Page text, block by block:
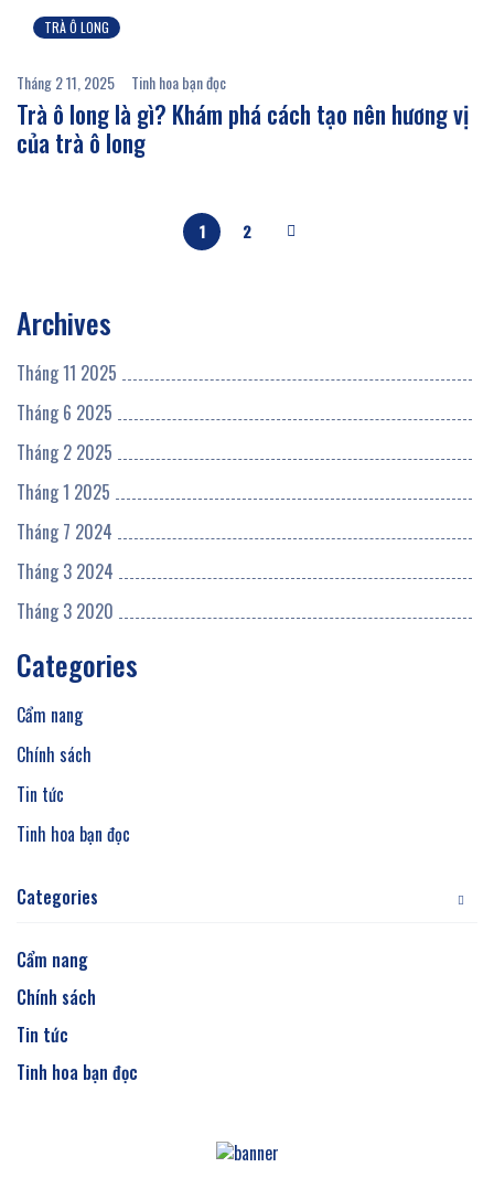
TRÀ Ô LONG
Tháng 2 11, 2025 Tinh hoa bạn đọc
Trà ô long là gì? Khám phá cách tạo nên hương vị
của trà ô long
1 2
Archives
Tháng 11 2025
Tháng 6 2025
Tháng 2 2025
Tháng 1 2025
Tháng 7 2024
Tháng 3 2024
Tháng 3 2020
Categories
Cẩm nang
Chính sách
Tin tức
Tinh hoa bạn đọc
Categories
Cẩm nang
Chính sách
Tin tức
Tinh hoa bạn đọc